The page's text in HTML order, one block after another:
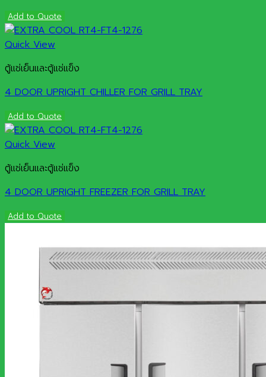
Add to Quote
Quick View
ตู้แช่เย็นและตู้แช่แข็ง
4 DOOR UPRIGHT CHILLER FOR GRILL TRAY
Add to Quote
Quick View
ตู้แช่เย็นและตู้แช่แข็ง
4 DOOR UPRIGHT FREEZER FOR GRILL TRAY
Add to Quote